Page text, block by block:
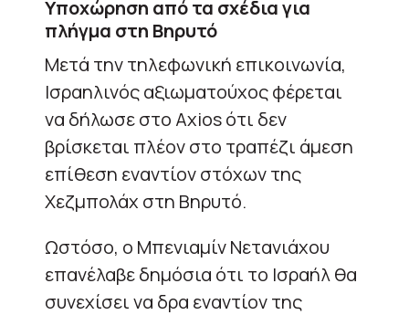
Υποχώρηση από τα σχέδια για
πλήγμα στη Βηρυτό
Μετά την τηλεφωνική επικοινωνία,
Ισραηλινός αξιωματούχος φέρεται
να δήλωσε στο Axios ότι δεν
βρίσκεται πλέον στο τραπέζι άμεση
επίθεση εναντίον στόχων της
Χεζμπολάχ στη Βηρυτό.
Ωστόσο, ο Μπενιαμίν Νετανιάχου
επανέλαβε δημόσια ότι το Ισραήλ θα
συνεχίσει να δρα εναντίον της